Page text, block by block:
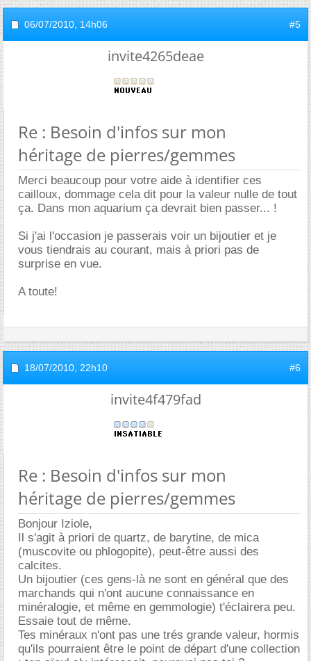
06/07/2010, 14h06 #5
invite4265deae
Re : Besoin d'infos sur mon
héritage de pierres/gemmes
Merci beaucoup pour votre aide à identifier ces
cailloux, dommage cela dit pour la valeur nulle de tout
ça. Dans mon aquarium ça devrait bien passer... !
Si j'ai l'occasion je passerais voir un bijoutier et je
vous tiendrais au courant, mais à priori pas de
surprise en vue.
A toute!
18/07/2010, 22h10 #6
invite4f479fad
Re : Besoin d'infos sur mon
héritage de pierres/gemmes
Bonjour Iziole,
Il s'agit à priori de quartz, de barytine, de mica
(muscovite ou phlogopite), peut-être aussi des
calcites.
Un bijoutier (ces gens-là ne sont en général que des
marchands qui n'ont aucune connaissance en
minéralogie, et même en gemmologie) t'éclairera peu.
Essaie tout de même.
Tes minéraux n'ont pas une trés grande valeur, hormis
qu'ils pourraient être le point de départ d'une collection